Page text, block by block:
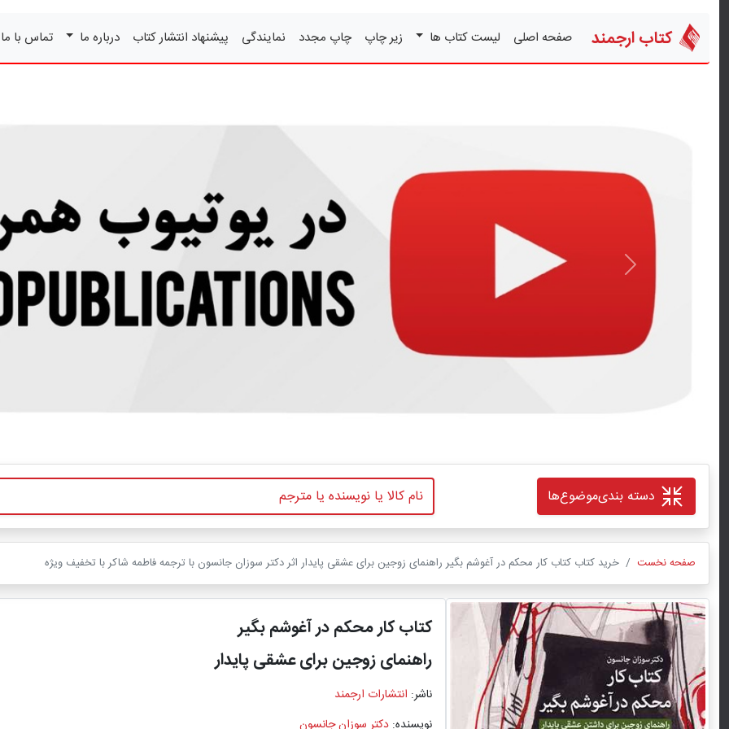
کتاب ارجمند صفحه اصلی لیست کتاب ها زیر چاپ چاپ مجدد نمایندگی پیشنهاد انتشار کتاب درباره ما تماس با
قبلی
دسته بندیموضوع‌ها
صفحه نخست خرید کتاب کتاب کار محکم در آغوشم بگیر راهنمای زوجین برای عشقی پایدار اثر دکتر سوزان جانسون با ترجمه فاطمه شاکر با تخفیف ویژه
کتاب کار محکم در آغوشم بگیر
راهنمای زوجین برای عشقی پایدار
ناشر: انتشارات ارجمند
نویسنده: دکتر سوزان جانسون